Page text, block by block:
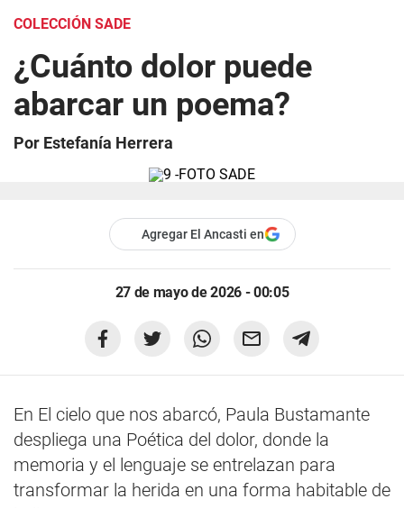
COLECCIÓN SADE
¿Cuánto dolor puede
abarcar un poema?
Por Estefanía Herrera
Agregar El Ancasti en
27 de mayo de 2026 - 00:05
En El cielo que nos abarcó, Paula Bustamante
despliega una Poética del dolor, donde la
memoria y el lenguaje se entrelazan para
transformar la herida en una forma habitable de